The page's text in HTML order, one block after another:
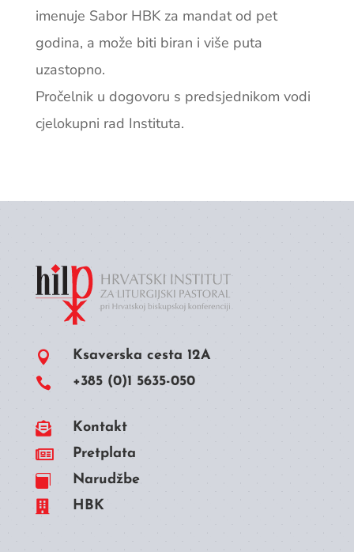
imenuje Sabor HBK za mandat od pet
godina, a može biti biran i više puta
uzastopno.
Pročelnik u dogovoru s predsjednikom vodi
cjelokupni rad Instituta.
 Ksaverska cesta 12A
 +385 (0)1 5635-050
 Kontakt
 Pretplata
 Narudžbe
 HBK